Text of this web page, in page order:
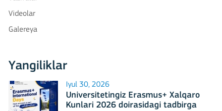
Videolar
Galereya
Yangiliklar
Iyul 30, 2026
Universitetingiz Erasmus+ Xalqaro
Kunlari 2026 doirasidagi tadbirga